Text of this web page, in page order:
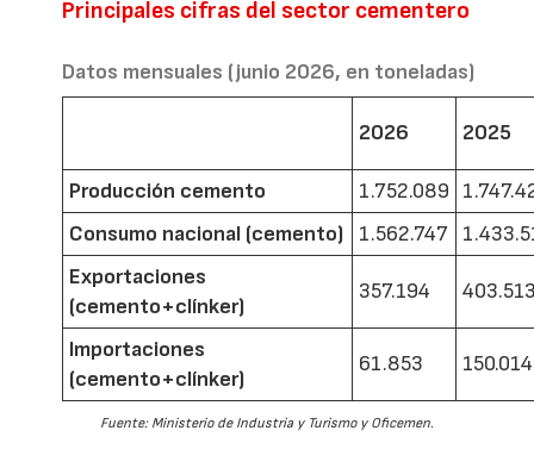
Principales cifras del sector cementero
Datos mensuales (junio 2026, en toneladas)
2026 2025
Producción cemento 1.752.089
Consumo nacional (cemento)
1.562.747
Exportaciones
(cemento+clínker)
357.194
Importaciones
(cemento+clínker)
61.853 150.014
Fuente: Ministerio de Industria y Turismo y Oficemen.